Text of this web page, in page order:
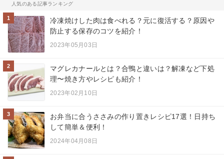
人気のある記事ランキング
1
冷凍焼けした肉は食べれる？元に復活する？原因や
防止する保存のコツを紹介！
2023年05月03日
2
マグレカナールとは？合鴨と違いは？解凍など下処
理〜焼き方やレシピも紹介！
2023年02月10日
3
お弁当に合うささみの作り置きレシピ17選！日持ち
して簡単＆便利！
2024年04月08日